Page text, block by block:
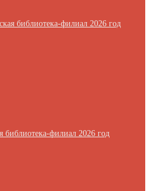
библиотека-филиал 2026 год
библиотека-филиал 2026 год